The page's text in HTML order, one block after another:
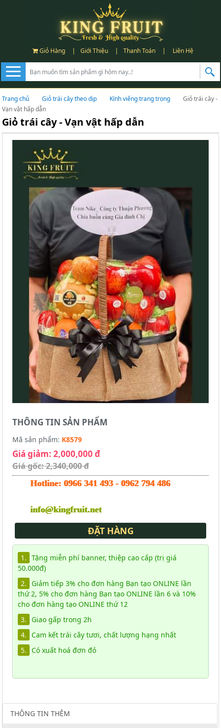
Giỏ Hàng | Giới Thiệu | Thanh Toán | Liên Hệ
Trang chủ Giỏ trái cây theo dịp Kính viếng trang trọng
Giỏ trái cây -
Vạn vật hấp dẫn
Giỏ trái cây - Vạn vật hấp dẫn
THÔNG TIN SẢN PHẨM
Mã sản phẩm: K8579
Giá giảm: 2,000,000 đ
Giá gốc: 2,340,000 đ
Hotline: 0966 341 493 - 0962 794 486
info@kingfruit.net
ĐẶT HÀNG
1. Tặng miễn phí banner, thiệp cao cấp (trị giá
50.000đ)
2.
Giảm tiếp 3% cho đơn hàng Bạn tạo ONLINE lần
thứ 2, 5% cho đơn hàng Bạn tạo ONLINE lần 6 và 10%
cho đơn hàng tạo ONLINE thứ 12
3.
Giao gấp trong 2h
4.
Cam kết trái cây tươi, chất lượng hạng nhất
5.
Có xuất hoá đơn đỏ
THÔNG TIN THÊM